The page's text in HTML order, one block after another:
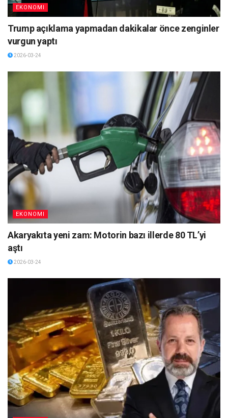
EKONOMI
Trump açıklama yapmadan dakikalar önce zenginler
vurgun yaptı
2026-03-24
EKONOMI
Akaryakıta yeni zam: Motorin bazı illerde 80 TL’yi
aştı
2026-03-24